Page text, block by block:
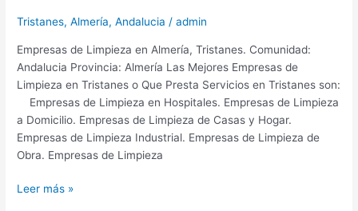
Polopos
Tristanes,Almería,Andalucia /admin
Empresas de Limpieza en Almería, Tristanes. Comunidad:
Andalucia Provincia: Almería Las Mejores Empresas de
Limpieza en Tristanes o Que Presta Servicios en Tristanes son:
Empresas de Limpieza en Hospitales. Empresas de Limpieza
a Domicilio. Empresas de Limpieza de Casas y Hogar.
Empresas de Limpieza Industrial. Empresas de Limpieza de
Obra. Empresas de Limpieza
Empresas
Leer más »